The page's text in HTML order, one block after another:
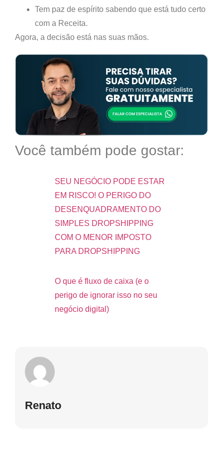
Tem paz de espírito sabendo que está tudo certo
com a Receita.
Agora, a decisão está nas suas mãos.
Você também pode gostar:
SEU NEGÓCIO PODE ESTAR
EM RISCO! O PERIGO DO
DESENQUADRAMENTO DO
SIMPLES DROPSHIPPING
COM O MENOR IMPOSTO
PARA DROPSHIPPING
O que é fluxo de caixa (e o
perigo de ignorar isso no seu
negócio digital)
Renato